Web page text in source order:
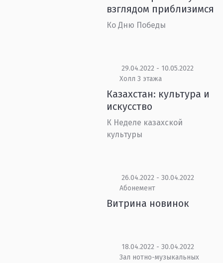
взглядом приблизимся
Ко Дню Победы
29.04.2022 - 10.05.2022
Холл 3 этажа
Казахстан: культура и
искусство
К Неделе казахской
культуры
26.04.2022 - 30.04.2022
Абонемент
Витрина новинок
18.04.2022 - 30.04.2022
Зал нотно-музыкальных